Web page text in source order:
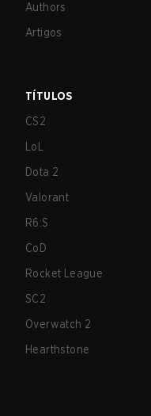
Authors
Artigos
TÍTULOS
CS2
LoL
Dota 2
Valorant
R6:S
CoD
Rocket League
SC2
Overwatch 2
Hearthstone